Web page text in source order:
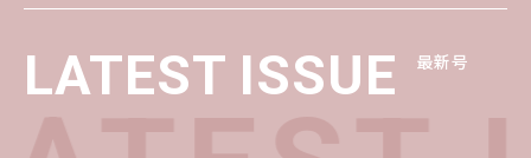
LATEST ISSUE 最新号